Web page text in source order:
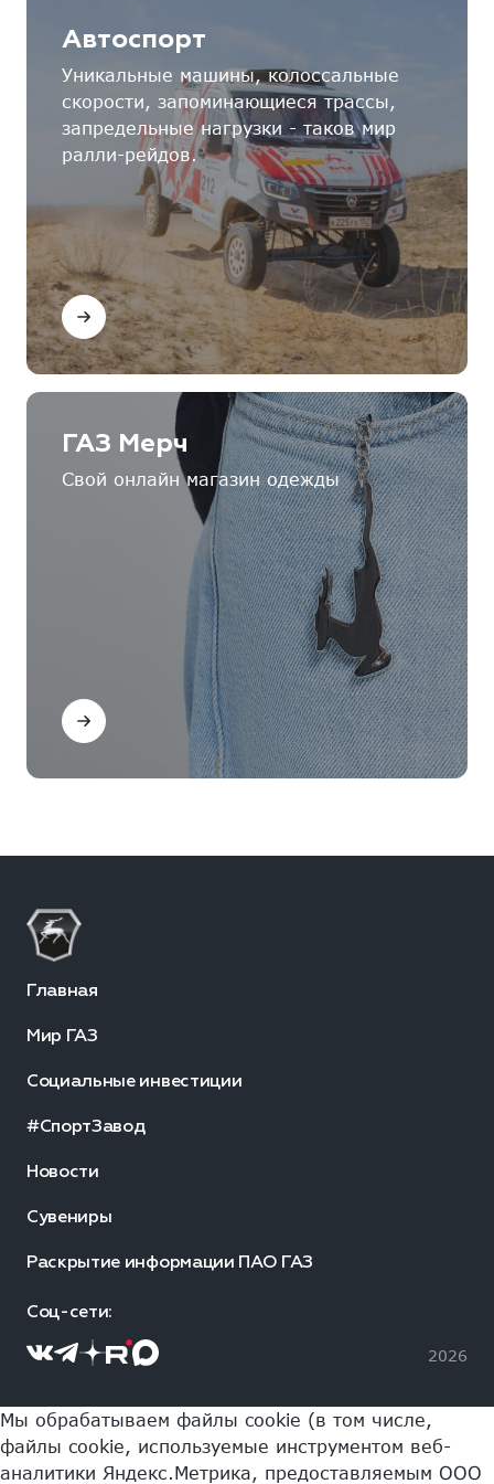
Автоспорт
Уникальные машины, колоссальные
скорости, запоминающиеся трассы,
запредельные нагрузки - таков мир
ралли-рейдов.
ГАЗ Мерч
Свой онлайн магазин одежды
Главная
Мир ГАЗ
Социальные инвестиции
#СпортЗавод
Новости
Сувениры
Раскрытие информации ПАО ГАЗ
Соц-сети:
2026
Мы обрабатываем файлы cookie (в том числе,
файлы cookie, используемые инструментом веб-
аналитики Яндекс.Метрика, предоставляемым ООО